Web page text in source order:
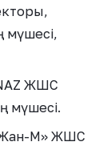
мүшесі,
ЖШС
мүшесі.
М» ЖШС